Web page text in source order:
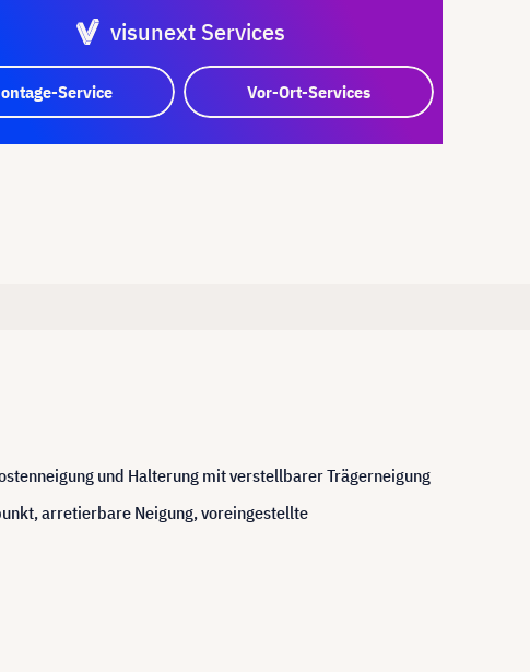
visunext Services
Service Vor-Ort-Services
und Halterung mit verstellbarer Trägerneigung
arretierbare Neigung, voreingestellte